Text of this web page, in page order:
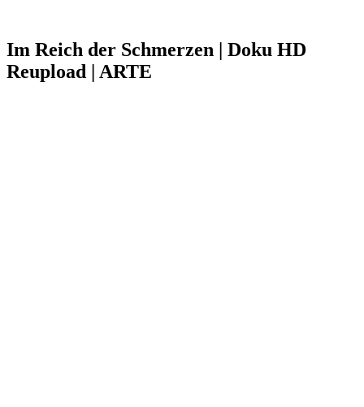
Im Reich der Schmerzen | Doku HD
Reupload | ARTE